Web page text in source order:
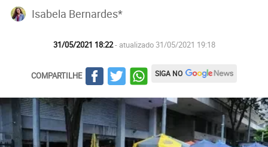
Isabela Bernardes*
31/05/2021 18:22- atualizado 31/05/2021 19:18
COMPARTILHE SIGA NO